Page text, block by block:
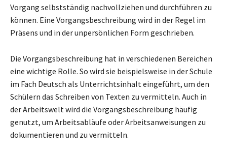
Vorgang selbstständig nachvollziehen und durchführen zu
können. Eine Vorgangsbeschreibung wird in der Regel im
Präsens und in der unpersönlichen Form geschrieben.
Die Vorgangsbeschreibung hat in verschiedenen Bereichen
eine wichtige Rolle. So wird sie beispielsweise in der Schule
im Fach Deutsch als Unterrichtsinhalt eingeführt, um den
Schülern das Schreiben von Texten zu vermitteln. Auch in
der Arbeitswelt wird die Vorgangsbeschreibung häufig
genutzt, um Arbeitsabläufe oder Arbeitsanweisungen zu
dokumentieren und zu vermitteln.